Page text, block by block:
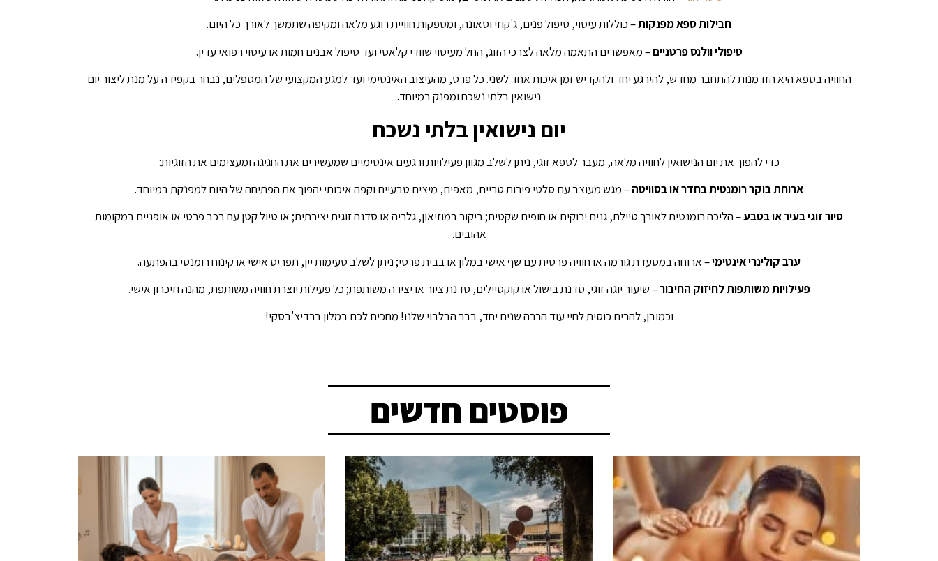
חבילות ספא מפנקות– כוללות עיסוי, טיפול פנים, ג'קוזי וסאונה, ומספקות חוויית רוגע מלאה ומקיפה שתמשך לאורך כל היום.
טיפולי וולנס פרטניים– מאפשרים התאמה מלאה לצרכי הזוג, החל מעיסוי שוודי קלאסי ועד טיפול אבנים חמות או עיסוי רפואי עדין.
החוויה בספא היא הזדמנות להתחבר מחדש, להירגע יחד ולהקדיש זמן איכות אחד לשני. כל פרט, מהעיצוב האינטימי ועד למגע המקצועי של המטפלים, נבחר בקפידה על מנת ליצור יום
נישואין בלתי נשכח ומפנק במיוחד.
יום נישואין בלתי נשכח
כדי להפוך את יום הנישואין לחוויה מלאה, מעבר לספא זוגי, ניתן לשלב מגוון פעילויות ורגעים אינטימיים שמעשירים את החגיגה ומעצימים את הזוגיות:
ארוחת בוקר רומנטית בחדר או בסוויטה– מגש מעוצב עם סלטי פירות טריים, מאפים, מיצים טבעיים וקפה איכותי יהפוך את הפתיחה של היום למפנקת במיוחד.
סיור זוגי בעיר או בטבע– הליכה רומנטית לאורך טיילת, גנים ירוקים או חופים שקטים; ביקור במוזיאון, גלריה או סדנה זוגית יצירתית; או טיול קטן עם רכב פרטי או אופניים במקומות
אהובים.
ערב קולינרי אינטימי– ארוחה במסעדת גורמה או חוויה פרטית עם שף אישי במלון או בבית פרטי; ניתן לשלב טעימות יין, תפריט אישי או קינוח רומנטי בהפתעה.
פעילויות משותפות לחיזוק החיבור– שיעור יוגה זוגי, סדנת בישול או קוקטיילים, סדנת ציור או יצירה משותפת; כל פעילות יוצרת חוויה משותפת, מהנה וזיכרון אישי.
וכמובן, להרים כוסית לחיי עוד הרבה שנים יחד, בבר הבלבוי שלנו! מחכים לכם במלון ברדיצ'בסקי!
פוסטים חדשים